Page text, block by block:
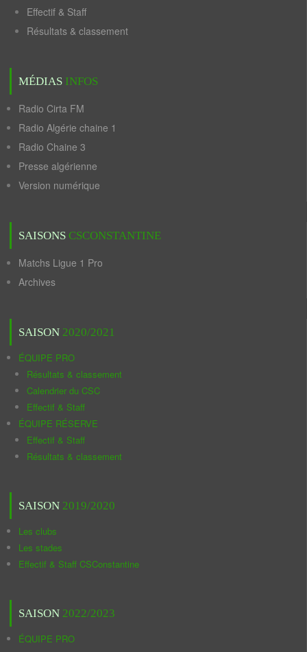
Effectif & Staff
Résultats & classement
MÉDIAS INFOS
Radio Cirta FM
Radio Algérie chaine 1
Radio Chaine 3
Presse algérienne
Version numérique
SAISONS CSCONSTANTINE
Matchs Ligue 1 Pro
Archives
SAISON 2020/2021
ÉQUIPE PRO
Résultats & classement
Calendrier du CSC
Effectif & Staff
ÉQUIPE RÉSERVE
Effectif & Staff
Résultats & classement
SAISON 2019/2020
Les clubs
Les stades
Effectif & Staff CSConstantine
SAISON 2022/2023
ÉQUIPE PRO